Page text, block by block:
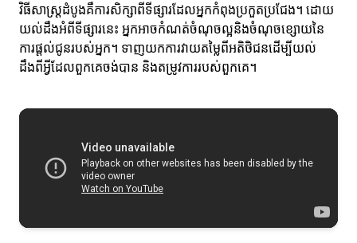
វិធីសាស្ត្រដំបូងគឺការសិក្សាពីទីផ្សារដែលអ្នកកំពុងប្រកួតប្រជែង។ ដោយ
យល់ដឹងអំពីទីផ្សារនេះ អ្នកអាចកំណត់ចំណុចល្អនិងចំណុចខ្សោយនៃ
ការផ្តល់ជូនរបស់អ្នក។ ទាញយកការវាយតម្លៃពីអតិថិជនដើម្បីយល់
ដឹងពីអ្វីដែលពួកគេចង់បាន និងតម្រូវការរបស់ពួកគេ។